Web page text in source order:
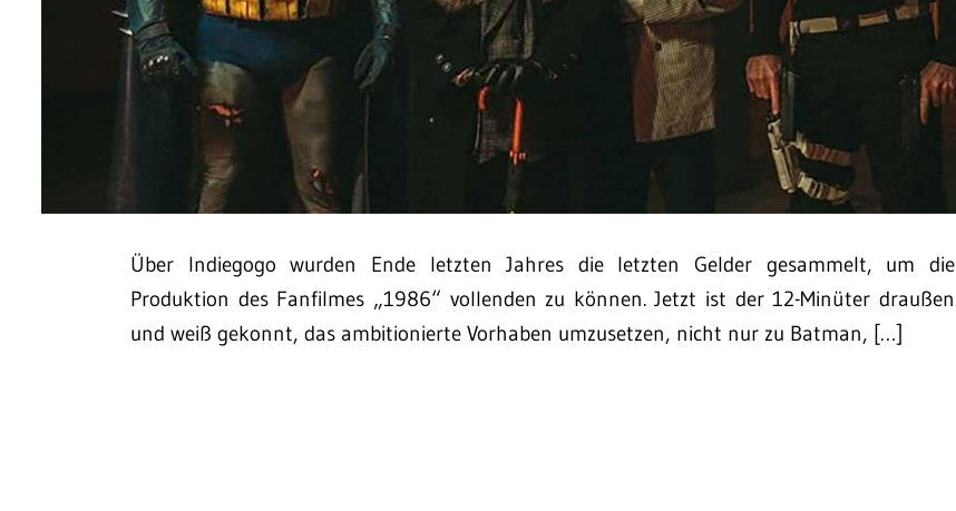
Über Indiegogo wurden Ende letzten Jahres die letzten Gelder gesammelt, um die
Produktion des Fanfilmes „1986“ vollenden zu können. Jetzt ist der 12-Minüter draußen
und weiß gekonnt, das ambitionierte Vorhaben umzusetzen, nicht nur zu Batman, […]